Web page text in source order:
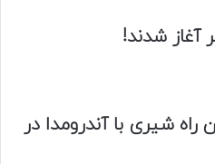
شدند!
شیری با آندرومدا در